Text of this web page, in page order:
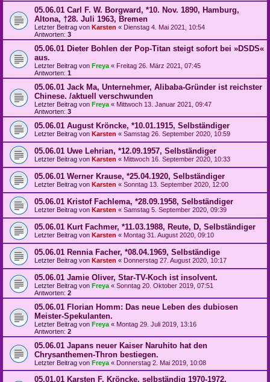
05.06.01 Carl F. W. Borgward, *10. Nov. 1890, Hamburg,
Altona, †28. Juli 1963, Bremen
Letzter Beitrag von Karsten « Dienstag 4. Mai 2021, 10:54
Antworten: 3
05.06.01 Dieter Bohlen der Pop-Titan steigt sofort bei »DSDS«
aus.
Letzter Beitrag von Freya « Freitag 26. März 2021, 07:45
Antworten: 1
05.06.01 Jack Ma, Unternehmer, Alibaba-Gründer ist reichster
Chinese. /aktuell verschwunden
Letzter Beitrag von Freya « Mittwoch 13. Januar 2021, 09:47
Antworten: 3
05.06.01 August Kröncke, *10.01.1915, Selbständiger
Letzter Beitrag von Karsten « Samstag 26. September 2020, 10:59
05.06.01 Uwe Lehrian, *12.09.1957, Selbständiger
Letzter Beitrag von Karsten « Mittwoch 16. September 2020, 10:33
05.06.01 Werner Krause, *25.04.1920, Selbständiger
Letzter Beitrag von Karsten « Sonntag 13. September 2020, 12:00
05.06.01 Kristof Fachlema, *28.09.1958, Selbständiger
Letzter Beitrag von Karsten « Samstag 5. September 2020, 09:39
05.06.01 Kurt Fachmer, *11.03.1988, Reute, D, Selbständiger
Letzter Beitrag von Karsten « Montag 31. August 2020, 09:10
05.06.01 Rennia Facher, *08.04.1969, Selbständige
Letzter Beitrag von Karsten « Donnerstag 27. August 2020, 10:17
05.06.01 Jamie Oliver, Star-TV-Koch ist insolvent.
Letzter Beitrag von Freya « Sonntag 20. Oktober 2019, 07:51
Antworten: 2
05.06.01 Florian Homm: Das neue Leben des dubiosen
Meister-Spekulanten.
Letzter Beitrag von Freya « Montag 29. Juli 2019, 13:16
Antworten: 2
05.06.01 Japans neuer Kaiser Naruhito hat den
Chrysanthemen-Thron bestiegen.
Letzter Beitrag von Freya « Donnerstag 2. Mai 2019, 10:08
05.01.01 Karsten F. Kröncke, selbständig 1970-1972,